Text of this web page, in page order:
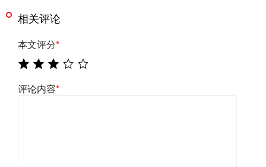
相关评论
本文评分*
评论内容*